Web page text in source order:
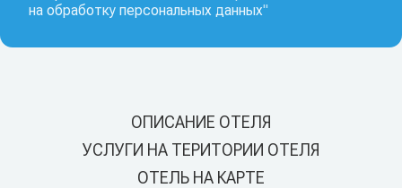
на обработку персональных данных"
ОПИСАНИЕ ОТЕЛЯ
УСЛУГИ НА ТЕРИТОРИИ ОТЕЛЯ
ОТЕЛЬ НА КАРТЕ